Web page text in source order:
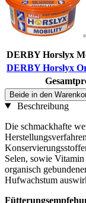
DERBY Horslyx
DERBY Horslyx
Beide in den
Beschreibung
Die schmackhafte
Selen, sowie
organisch
Hufwachstum